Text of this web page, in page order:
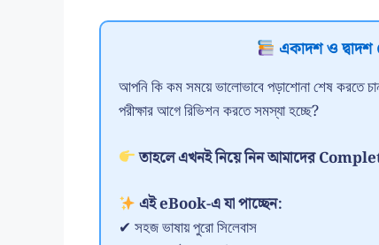
একাদশ ও দ্বাদশ
আপনি কি কম সময়ে ভালোভাবে পড়াশোনা শেষ করতে
পরীক্ষার আগে রিভিশন করতে সমস্যা হচ্ছে?
তাহলে এখনই নিয়ে নিন আমাদের
এই eBook-এ যা পাচ্ছেন:
✔ সহজ ভাষায় পুরো সিলেবাস